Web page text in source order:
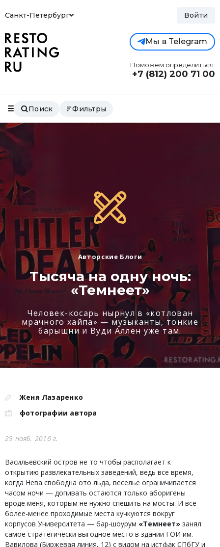
Санкт-Петербург Войти
Мы в Telegram
Поможем определиться:
+7 (812) 200 71 00
Поиск Фильтры
Авторские Блоги
Тысяча на одну ночь:
«Темнеет»
Человек-косарь нырнул в «котлован
мрачного хайпа» — музыканты, тонкие
барышни и Вуди Аллен уже там.
Женя Лазаренко
фотографии автора
29 нояб. 2016 г.
Васильевский остров не то чтобы располагает к
открытию развлекательных заведений, ведь все время,
когда Нева свободна ото льда, веселье ограничивается
часом ночи — допивать остаются только аборигены
вроде меня, которым не нужно спешить на мосты. И все
более-менее проходимые места кучкуются вокруг
корпусов Университета — бар-шоурум «Темнеет» занял
самое стратегически выгодное место в здании ГОИ им.
Вавилова (Биржевая линия, 12) с видом на истфак СПбГУ и